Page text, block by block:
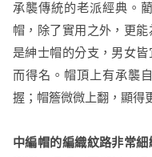
承襲傳統的老派經典。
帽，除了實用之外，更能
是紳士帽的分支，男女
而得名。帽頂上有承襲
握；帽簷微微上翻，顯得
中編帽的編織紋路非常